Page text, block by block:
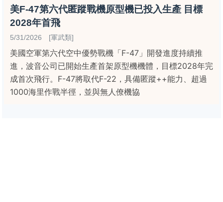
美F-47第六代匿蹤戰機原型機已投入生產 目標
2028年首飛
5/31/2026 [軍武類]
美國空軍第六代空中優勢戰機「F-47」開發進度持續推
進，波音公司已開始生產首架原型機機體，目標2028年完
成首次飛行。F-47將取代F-22，具備匿蹤++能力、超過
1000海里作戰半徑，並與無人僚機協